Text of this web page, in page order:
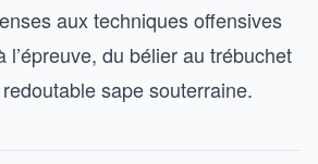
aux techniques offensives
l’épreuve, du bélier au trébuchet
sape souterraine.